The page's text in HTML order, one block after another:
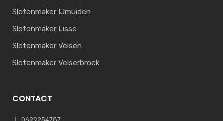
Slotenmaker IJmuiden
Slotenmaker Lisse
Slotenmaker Velsen
Slotenmaker Velserbroek
CONTACT
0629254787